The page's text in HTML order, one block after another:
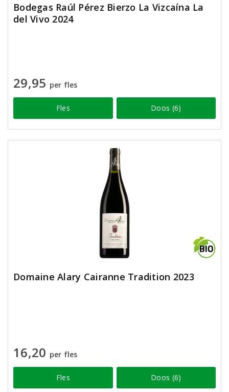
Bodegas Raúl Pérez Bierzo La Vizcaína La
del Vivo 2024
29,95 per fles
Fles Doos (6)
Domaine Alary Cairanne Tradition 2023
16,20 per fles
Fles Doos (6)